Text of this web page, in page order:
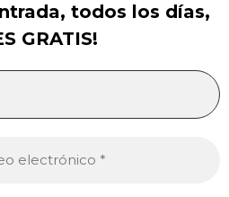
todos los días,
GRATIS!